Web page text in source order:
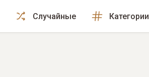
Случайные Категории